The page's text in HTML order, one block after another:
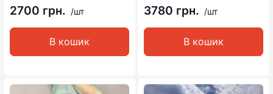
2700 грн. /шт
В кошик
3780 грн. /шт
В кошик